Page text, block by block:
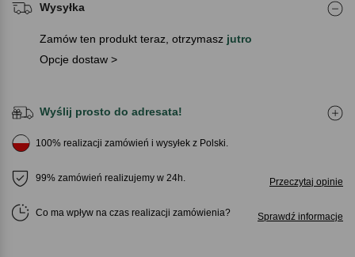
Wysyłka
Zamów ten produkt teraz, otrzymasz jutro
Opcje dostaw >
Wyślij prosto do adresata!
100% realizacji zamówień i wysyłek z Polski.
99% zamówień realizujemy w 24h. Przeczytaj opinie
Co ma wpływ na czas realizacji zamówienia Sprawdź informacje